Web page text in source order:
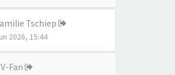
Tschiep
2026, 15:44
Fan